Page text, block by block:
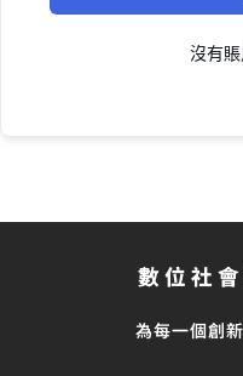
沒有賬
數位社
為每一個創